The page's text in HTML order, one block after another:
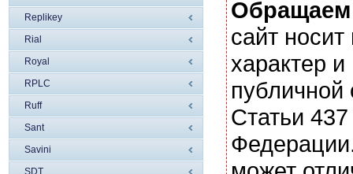
Replikey
Rial
Royal
RPLC
Ruff
Sant
Savini
SDT
сайт
характер
Статьи